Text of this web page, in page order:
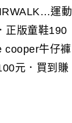
運動
正版童鞋190
cooper牛仔褲
元．買到賺